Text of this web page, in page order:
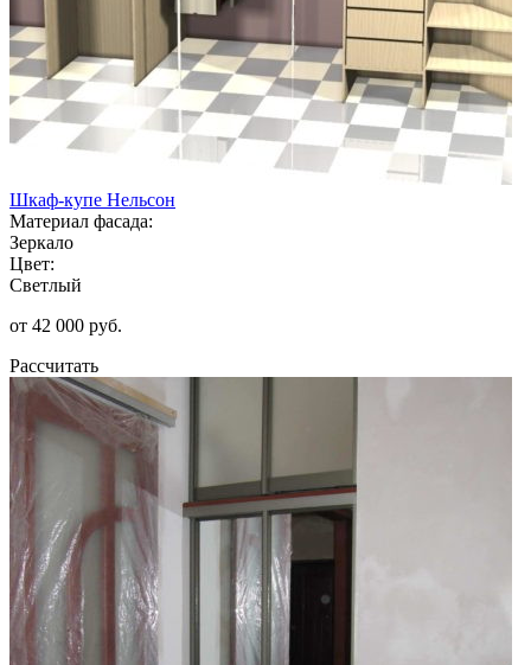
Шкаф-купе Нельсон
Материал фасада:
Зеркало
Цвет:
Светлый
от 42 000 руб.
Рассчитать